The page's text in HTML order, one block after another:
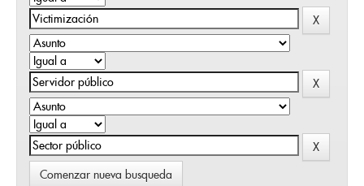
Comenzar nueva busqueda